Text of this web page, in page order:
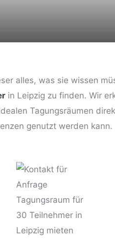
alles, was sie wissen
in Leipzig zu finden. Wir
Tagungsräumen
genutzt werden kann.